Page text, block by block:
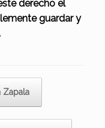
derecho el
guardar y
Zapala